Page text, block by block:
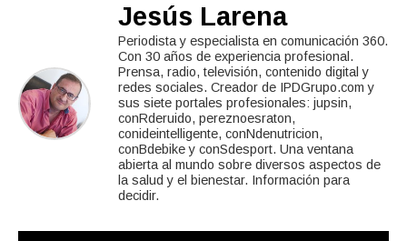
Jesús Larena
Periodista y especialista en comunicación 360.
Con 30 años de experiencia profesional.
Prensa, radio, televisión, contenido digital y
redes sociales. Creador de IPDGrupo.com y
sus siete portales profesionales: jupsin,
conRderuido, pereznoesraton,
conideintelligente, conNdenutricion,
conBdebike y conSdesport. Una ventana
abierta al mundo sobre diversos aspectos de
la salud y el bienestar. Información para
decidir.